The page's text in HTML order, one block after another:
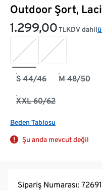
Outdoor Şort,
1.299,00 TL KDV dahil
S 44/46 M 48/50
XXL 60/62
Beden Tablosu
Şu anda mevcut değil
Sipariş Numarası: